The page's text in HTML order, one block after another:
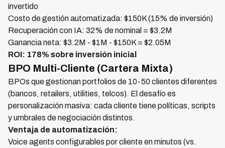
invertido
Costo de gestión automatizada: $150K (15% de inversión)
Recuperación con IA: 32% de nominal = $3.2M
Ganancia neta: $3.2M - $1M - $150K = $2.05M
ROI: 178% sobre inversión inicial
BPO Multi-Cliente (Cartera Mixta)
BPOs que gestionan portfolios de 10-50 clientes diferentes
(bancos, retailers, utilities, telcos). El desafío es
personalización masiva: cada cliente tiene políticas, scripts
y umbrales de negociación distintos.
Ventaja de automatización:
Voice agents configurables por cliente en minutos (vs.